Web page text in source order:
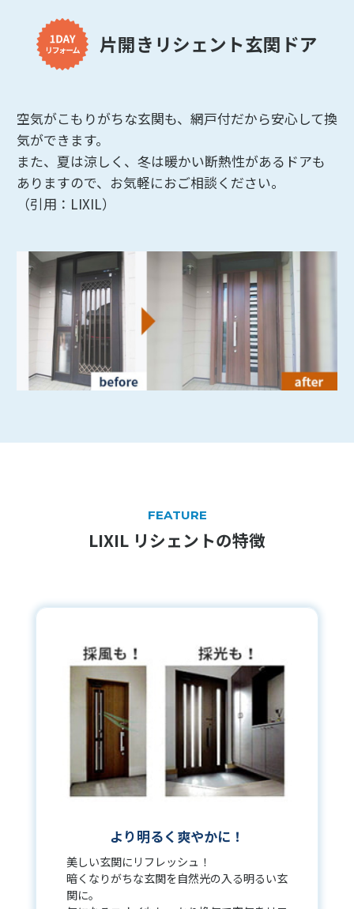
片開きリシェント玄関ドア
空気がこもりがちな玄関も、網戸付だから安心して換
気ができます。
また、夏は涼しく、冬は暖かい断熱性があるドアも
ありますので、お気軽におご相談ください。
（引用：LIXIL）
FEATURE
LIXIL リシェントの特徴
より明るく爽やかに！
美しい玄関にリフレッシュ！
暗くなりがちな玄関を自然光の入る明るい玄
関に。